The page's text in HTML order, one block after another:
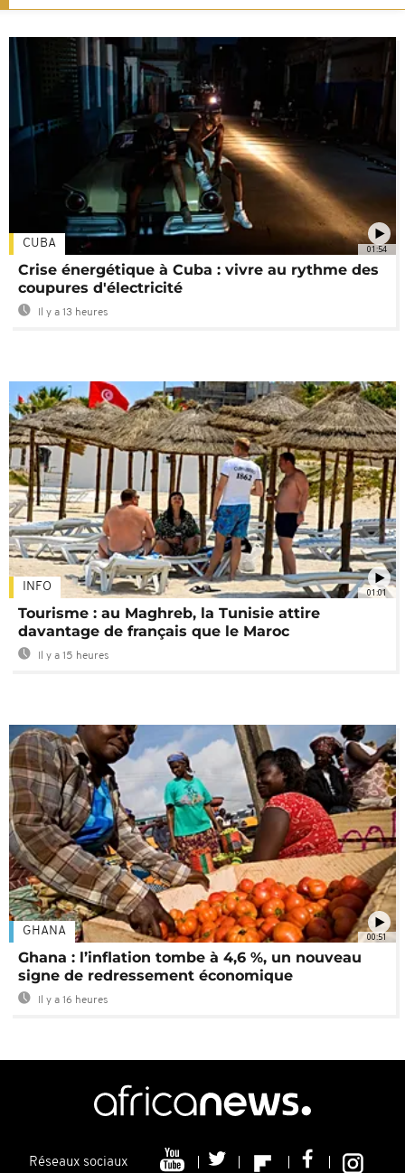
01:54
CUBA
Crise énergétique à Cuba : vivre au rythme des
coupures d'électricité
Il y a 13 heures
01:01
INFO
Tourisme : au Maghreb, la Tunisie attire
davantage de français que le Maroc
Il y a 15 heures
00:51
GHANA
Ghana : l’inflation tombe à 4,6 %, un nouveau
signe de redressement économique
Il y a 16 heures
Réseaux sociaux